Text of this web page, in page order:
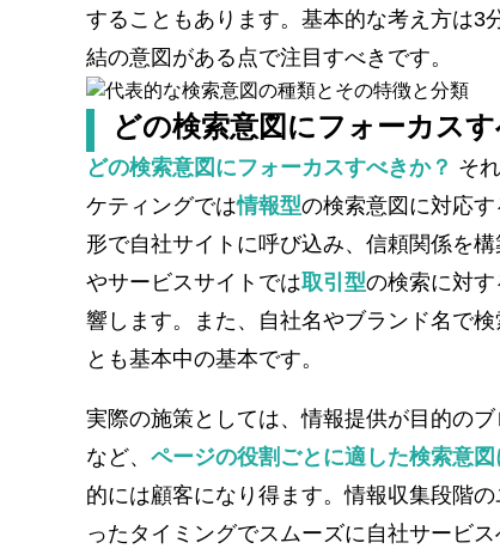
することもあります​。基本的な考え方は
結の意図がある点で注目すべきです。
どの検索意図にフォーカス
どの検索意図にフォーカスすべきか？ そ
ケティングでは情報型の検索意図に対応
形で自社サイトに呼び込み、信頼関係を
やサービスサイトでは取引型の検索に対
響します。また、自社名やブランド名で検
とも基本中の基本です。
実際の施策としては、情報提供が目的の
など、 ページの役割ごとに適した検索意
的には顧客になり得ます。情報収集段階
ったタイミングでスムーズに自社サービス